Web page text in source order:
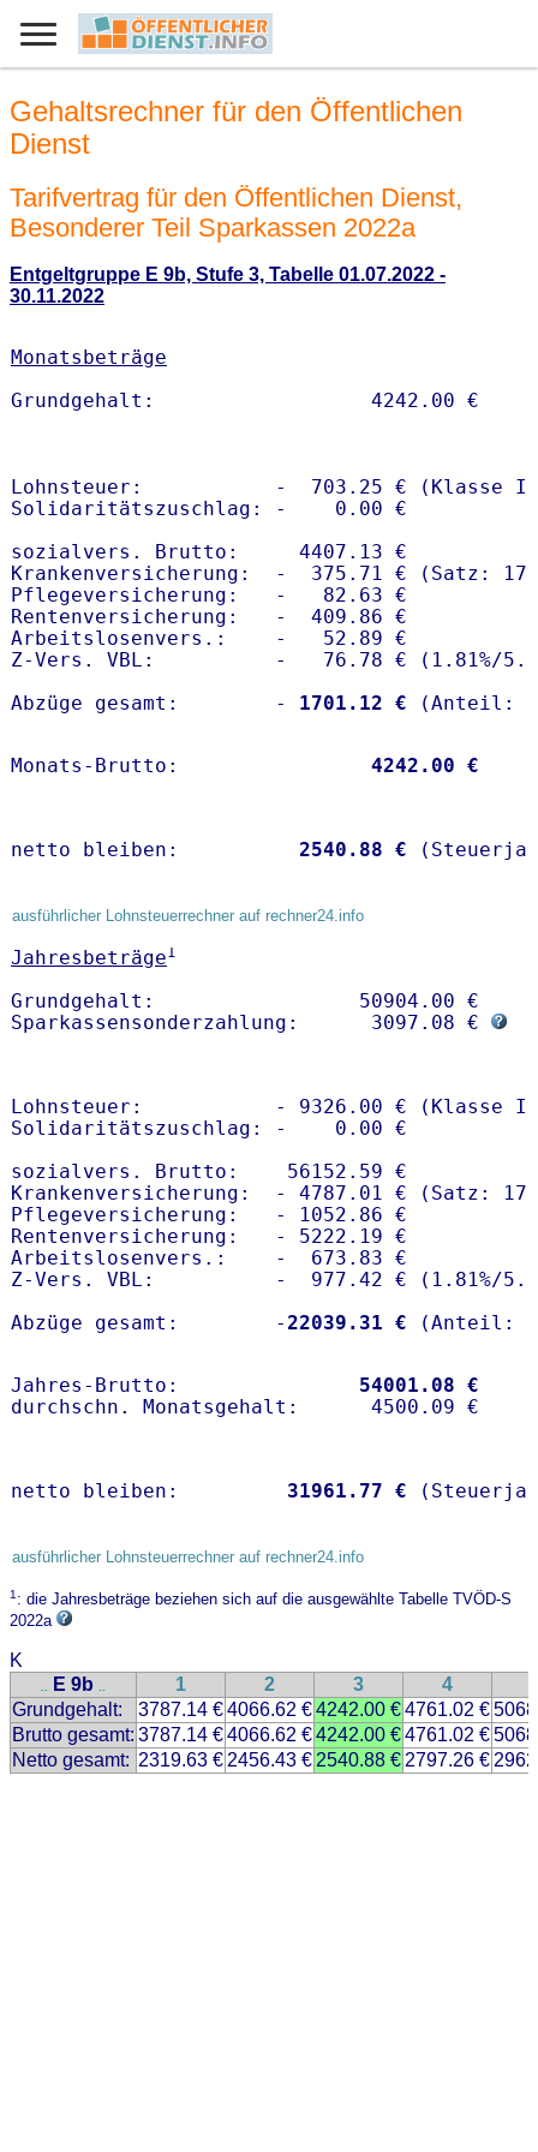
Gehaltsrechner für den Öffentlichen
Dienst
Tarifvertrag für den Öffentlichen Dienst,
Besonderer Teil Sparkassen 2022a
Entgeltgruppe E 9b, Stufe 3, Tabelle 01.07.2022 -
30.11.2022
Monatsbeträge
Lohnsteuer:           -  703.25 € (Klasse I)
Solidaritätszuschlag: -    0.00 €
sozialvers. Brutto:     4407.13 €
Krankenversicherung:  -  375.71 € (Satz:
Pflegeversicherung:   -   82.63 €
Rentenversicherung:   -  409.86 €
Arbeitslosenvers.:    -   52.89 €
Z-Vers. VBL:          -   76.78 € ( 1.81%/
Abzüge gesamt:        -
1701.12 €
Monats-Brutto: 4242.00 €
netto bleiben: 2540.88 €
ausführlicher Lohnsteuerrechner auf rechner24.info
Jahresbeträge1
Grundgehalt:                 50904.00 €
Sparkassensonderzahlung:      3097.08 €
Lohnsteuer:           - 9326.00 € (Klasse I)
Solidaritätszuschlag: -    0.00 €
sozialvers. Brutto:    56152.59 €
Krankenversicherung:  - 4787.01 € (Satz:
Pflegeversicherung:   - 1052.86 €
Rentenversicherung:   - 5222.19 €
Arbeitslosenvers.:    -  673.83 €
Z-Vers. VBL:          -  977.42 € ( 1.81%/
Abzüge gesamt:        -22039.31 €
Jahres-Brutto: 54001.08 €
netto bleiben: 31961.77 €
ausführlicher Lohnsteuerrechner auf rechner24.info
1: die Jahresbeträge beziehen sich auf die ausgewählte Tabelle TVÖD-S
2022a
K
.. E 9b .. 1 2 3 4
Grundgehalt:
3787.14 €4066.62 €4242.00 €4761.02 €
Brutto gesamt: 3787.14 €4066.62 €4242.00 €4761.02 €
Netto gesamt: 2319.63 € 2456.43 € 2540.88 € 2797.26 €